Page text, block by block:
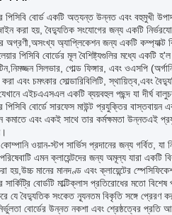
পিসিবি বোর্ড একটি অত্যন্ত উন্নত এবং বহুমুখী
করা হয়, বৈদ্যুতিক সংযোগের জন্য একটি
অগ্রণী,অসংখ্য অ্যাপ্লিকেশন জন্য একটি কম্প্যাক্ট
পিসিবি বোর্ডের মূল বৈশিষ্ট্যগুলির মধ্যে
সিলভার, গোল্ড ফিঙ্গার, এবং ওএসপি
করা এবং চমৎকার সোল্ডারিবিলিটি, স্থায়িত্ব,এবং
এইচএএসএল একটি ব্যয়বহুল পছন্দ যা দীর্ঘ
পিসিবি বোর্ডে সারফেস মাউন্ট প্রযুক্তির
এবং একই সাথে তার কর্মক্ষমতা উন্নতএই
ওয়ান-স্টপ সার্ভিস প্রদানের জন্য গর্বিত,
এমন ক্লায়েন্টদের জন্য অমূল্য যারা একটি
হয়,উচ্চ মানের মানদণ্ড এবং ক্লায়েন্টের
সার্কিট্রি বোর্ডটি মাল্টিক্লাস প্রতিরোধের মতো
যে বৈদ্যুতিক সংকেত ন্যূনতম বিকৃতি সঙ্গে প্রেরণ
বোর্ডের উন্নত নকশা এবং শ্রেষ্ঠত্বের প্রতি